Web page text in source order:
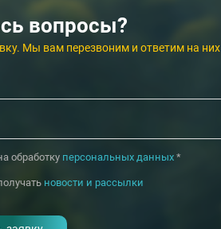
Евпатория
вопросы?
Мы вам перезвоним и ответим на них
обработку персональных данных*
новости и рассылки